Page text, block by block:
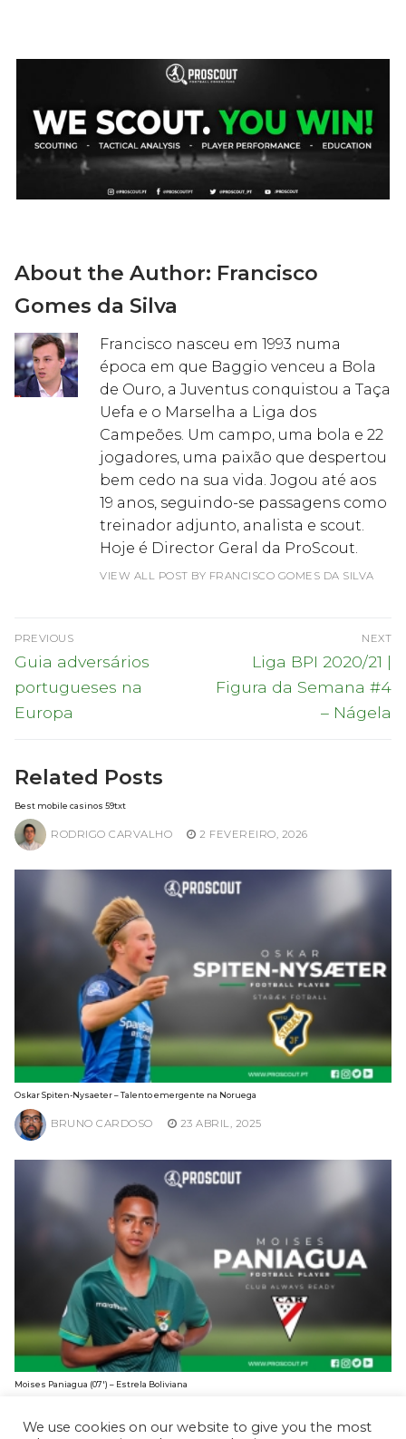
About the Author: Francisco
Gomes da Silva
Francisco nasceu em 1993 numa
época em que Baggio venceu a Bola
de Ouro, a Juventus conquistou a Taça
Uefa e o Marselha a Liga dos
Campeões. Um campo, uma bola e 22
jogadores, uma paixão que despertou
bem cedo na sua vida. Jogou até aos
19 anos, seguindo-se passagens como
treinador adjunto, analista e scout.
Hoje é Director Geral da ProScout.
VIEW ALL POST BY FRANCISCO GOMES DA SILVA
Navegação
de
artigos
PREVIOUS
Previous
post:
Guia adversários
portugueses na
Europa
NEXT
Next
post:
Liga BPI 2020/21 |
Figura da Semana #4
– Nágela
Related Posts
Best mobile casinos 59txt
RODRIGO CARVALHO 2 FEVEREIRO, 2026
Oskar Spiten-Nysaeter – Talento emergente na Noruega
BRUNO CARDOSO 23 ABRIL, 2025
Moises Paniagua (07′) – Estrela Boliviana
We use cookies on our website to give you the most